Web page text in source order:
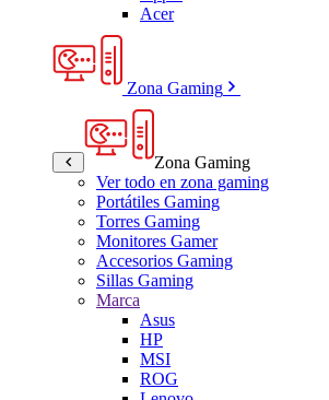
Acer
Zona Gaming
Zona Gaming
Ver todo en zona gaming
Portátiles Gaming
Torres Gaming
Monitores Gamer
Accesorios Gaming
Sillas Gaming
Marca
Asus
HP
MSI
ROG